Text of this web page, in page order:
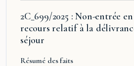
2C_699/2025 : Non-entrée
recours relatif à la
séjour
Résumé des faits